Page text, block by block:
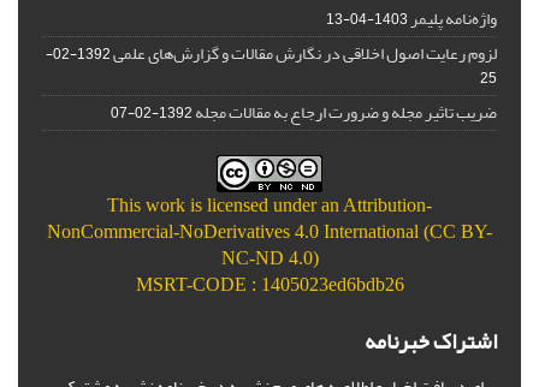
واژه‌نامه پلیمر1403-04-13
لزوم رعایت اصول اخلاقی در نگارش مقالات و گزارش‌‌های علمی
1392-02-
25
ضریب تاثیر مجله و ضرورت ارجاع به مقالات مجله1392-02-07
This work is licensed under an Attribution-
NonCommercial-NoDerivatives 4.0 International (CC BY-
NC-ND 4.0)
MSRT-CODE : 1405023ed6bdb26
اشتراک خبرنامه